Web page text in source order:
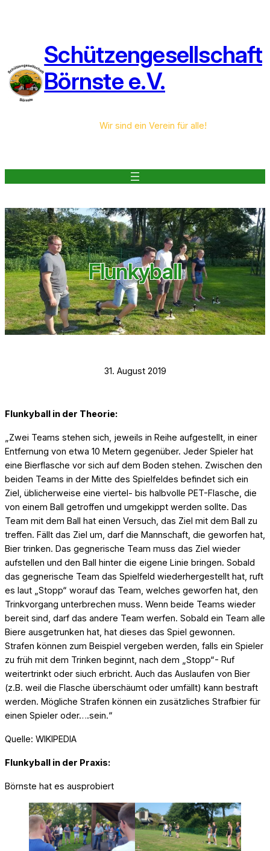
Schützengesellschaft
Börnste e.V.
Wir sind ein Verein für alle!
Flunkyball
31. August 2019
Flunkyball in der Theorie:
„Zwei Teams stehen sich, jeweils in Reihe aufgestellt, in einer
Entfernung von etwa 10 Metern gegenüber. Jeder Spieler hat
eine Bierflasche vor sich auf dem Boden stehen. Zwischen den
beiden Teams in der Mitte des Spielfeldes befindet sich ein
Ziel, üblicherweise eine viertel- bis halbvolle PET-Flasche, die
von einem Ball getroffen und umgekippt werden sollte. Das
Team mit dem Ball hat einen Versuch, das Ziel mit dem Ball zu
treffen. Fällt das Ziel um, darf die Mannschaft, die geworfen hat,
Bier trinken. Das gegnerische Team muss das Ziel wieder
aufstellen und den Ball hinter die eigene Linie bringen. Sobald
das gegnerische Team das Spielfeld wiederhergestellt hat, ruft
es laut „Stopp“ worauf das Team, welches geworfen hat, den
Trinkvorgang unterbrechen muss. Wenn beide Teams wieder
bereit sind, darf das andere Team werfen. Sobald ein Team alle
Biere ausgetrunken hat, hat dieses das Spiel gewonnen.
Strafen können zum Beispiel vergeben werden, falls ein Spieler
zu früh mit dem Trinken beginnt, nach dem „Stopp“- Ruf
weitertrinkt oder siuch erbricht. Auch das Auslaufen von Bier
(z.B. weil die Flasche überschäumt oder umfällt) kann bestraft
werden. Mögliche Strafen können ein zusätzliches Strafbier für
einen Spieler oder….sein.“
Quelle: WIKIPEDIA
Flunkyball in der Praxis:
Börnste hat es ausprobiert